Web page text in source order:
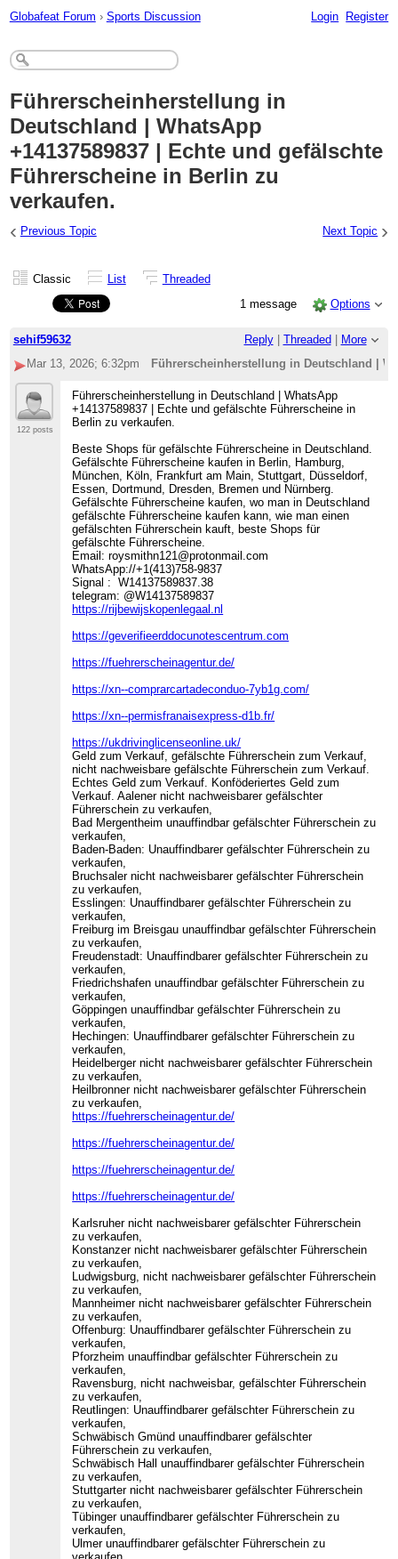
Globafeat Forum › Sports Discussion Login Register
Führerscheinherstellung in
Deutschland | WhatsApp
+14137589837 | Echte und gefälschte
Führerscheine in Berlin zu
verkaufen.
‹ Previous Topic Next Topic ›
Classic List
Threaded
1 message
Options
sehif59632 Reply| Threaded
More
Mar 13, 2026; 6:32pm
Führerscheinherstellung in Deutschland |
122 posts
Führerscheinherstellung in Deutschland | WhatsApp
+14137589837 | Echte und gefälschte Führerscheine in
Berlin zu verkaufen.
Beste Shops für gefälschte Führerscheine in Deutschland.
Gefälschte Führerscheine kaufen in Berlin, Hamburg,
München, Köln, Frankfurt am Main, Stuttgart, Düsseldorf,
Essen, Dortmund, Dresden, Bremen und Nürnberg.
Gefälschte Führerscheine kaufen, wo man in Deutschland
gefälschte Führerscheine kaufen kann, wie man einen
gefälschten Führerschein kauft, beste Shops für
gefälschte Führerscheine.
Email: roysmithn121@protonmail.com
WhatsApp://+1(413)758-9837
Signal : W14137589837.38
telegram: @W14137589837
https://rijbewijskopenlegaal.nl
https://geverifieerddocunotescentrum.com
https://fuehrerscheinagentur.de/
https://xn--comprarcartadeconduo-7yb1g.com/
https://xn--permisfranaisexpress-d1b.fr/
https://ukdrivinglicenseonline.uk/
Geld zum Verkauf, gefälschte Führerschein zum Verkauf,
nicht nachweisbare gefälschte Führerschein zum Verkauf.
Echtes Geld zum Verkauf. Konföderiertes Geld zum
Verkauf. Aalener nicht nachweisbarer gefälschter
Führerschein zu verkaufen,
Bad Mergentheim unauffindbar gefälschter Führerschein zu
verkaufen,
Baden-Baden: Unauffindbarer gefälschter Führerschein zu
verkaufen,
Bruchsaler nicht nachweisbarer gefälschter Führerschein
zu verkaufen,
Esslingen: Unauffindbarer gefälschter Führerschein zu
verkaufen,
Freiburg im Breisgau unauffindbar gefälschter Führerschein
zu verkaufen,
Freudenstadt: Unauffindbarer gefälschter Führerschein zu
verkaufen,
Friedrichshafen unauffindbar gefälschter Führerschein zu
verkaufen,
Göppingen unauffindbar gefälschter Führerschein zu
verkaufen,
Hechingen: Unauffindbarer gefälschter Führerschein zu
verkaufen,
Heidelberger nicht nachweisbarer gefälschter Führerschein
zu verkaufen,
Heilbronner nicht nachweisbarer gefälschter Führerschein
zu verkaufen,
https://fuehrerscheinagentur.de/
https://fuehrerscheinagentur.de/
https://fuehrerscheinagentur.de/
https://fuehrerscheinagentur.de/
Karlsruher nicht nachweisbarer gefälschter Führerschein
zu verkaufen,
Konstanzer nicht nachweisbarer gefälschter Führerschein
zu verkaufen,
Ludwigsburg, nicht nachweisbarer gefälschter Führerschein
zu verkaufen,
Mannheimer nicht nachweisbarer gefälschter Führerschein
zu verkaufen,
Offenburg: Unauffindbarer gefälschter Führerschein zu
verkaufen,
Pforzheim unauffindbar gefälschter Führerschein zu
verkaufen,
Ravensburg, nicht nachweisbar, gefälschter Führerschein
zu verkaufen,
Reutlingen: Unauffindbarer gefälschter Führerschein zu
verkaufen,
Schwäbisch Gmünd unauffindbarer gefälschter
Führerschein zu verkaufen,
Schwäbisch Hall unauffindbarer gefälschter Führerschein
zu verkaufen,
Stuttgarter nicht nachweisbarer gefälschter Führerschein
zu verkaufen,
Tübinger unauffindbarer gefälschter Führerschein zu
verkaufen,
Ulmer unauffindbarer gefälschter Führerschein zu